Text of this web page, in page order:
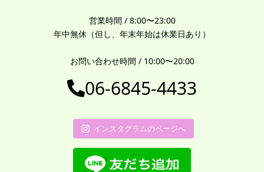
営業時間 / 8:00〜23:00
年中無休（但し、年末年始は休業日あり）
お問い合わせ時間 / 10:00〜20:00
06-6845-4433
インスタグラムのページへ